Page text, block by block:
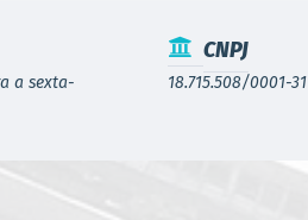
a sexta-
CNPJ
18.715.508/0001-31